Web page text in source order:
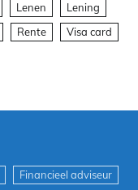
Lenen
Lening
Rente Visa card
Financieel adviseur